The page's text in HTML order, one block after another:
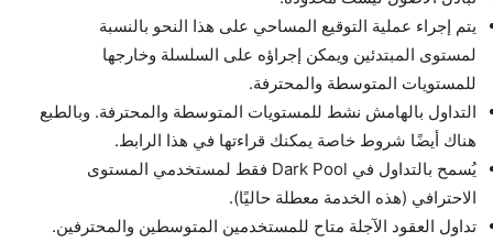
يتم إجراء عملية التوقيع المساحي على هذا النحو بالنسبة
لمستوى المبتدئين ويمكن إجراؤه على السلسلة وخارجها
للمستويات المتوسطة والمحترفة.
التداول بالهامش نشط للمستويات المتوسطة والمحترفة. وبالطبع
هناك أيضًا شروط خاصة يمكنك قراءتها في هذا الرابط.
يُسمح بالتداول في Dark Pool فقط لمستخدمي المستوى
الاحترافي (هذه الخدمة معطلة حاليًا).
تداول العقود الآجلة متاح للمستخدمين المتوسطين والمحترفين.